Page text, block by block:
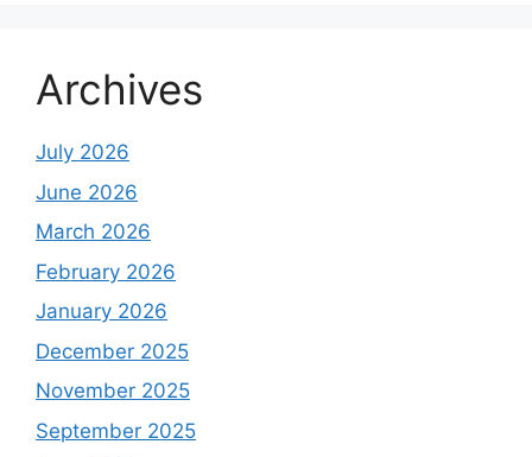
Archives
July 2026
June 2026
March 2026
February 2026
January 2026
December 2025
November 2025
September 2025